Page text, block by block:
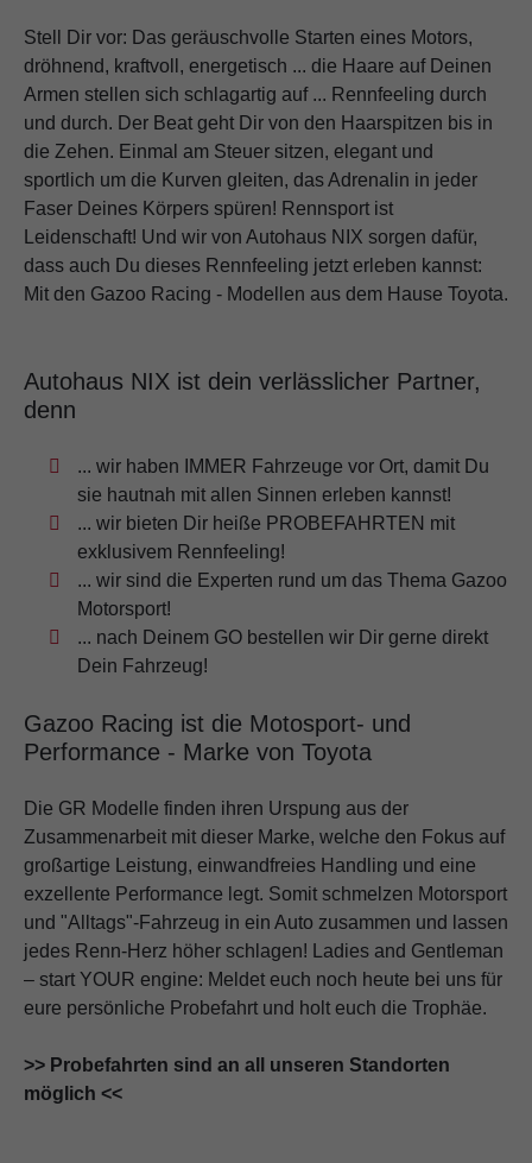
Stell Dir vor: Das geräuschvolle Starten eines Motors,
dröhnend, kraftvoll, energetisch ... die Haare auf Deinen
Armen stellen sich schlagartig auf ... Rennfeeling durch
und durch. Der Beat geht Dir von den Haarspitzen bis in
die Zehen. Einmal am Steuer sitzen, elegant und
sportlich um die Kurven gleiten, das Adrenalin in jeder
Faser Deines Körpers spüren! Rennsport ist
Leidenschaft! Und wir von Autohaus NIX sorgen dafür,
dass auch Du dieses Rennfeeling jetzt erleben kannst:
Mit den Gazoo Racing - Modellen aus dem Hause Toyota.
Autohaus NIX ist dein verlässlicher Partner,
denn
... wir haben IMMER Fahrzeuge vor Ort, damit Du
sie hautnah mit allen Sinnen erleben kannst!
... wir bieten Dir heiße PROBEFAHRTEN mit
exklusivem Rennfeeling!
... wir sind die Experten rund um das Thema Gazoo
Motorsport!
... nach Deinem GO bestellen wir Dir gerne direkt
Dein Fahrzeug!
Gazoo Racing ist die Motosport- und
Performance - Marke von Toyota
Die GR Modelle finden ihren Urspung aus der
Zusammenarbeit mit dieser Marke, welche den Fokus auf
großartige Leistung, einwandfreies Handling und eine
exzellente Performance legt. Somit schmelzen Motorsport
und "Alltags"-Fahrzeug in ein Auto zusammen und lassen
jedes Renn-Herz höher schlagen! Ladies and Gentleman
– start YOUR engine: Meldet euch noch heute bei uns für
eure persönliche Probefahrt und holt euch die Trophäe.
>> Probefahrten sind an all unseren Standorten
möglich <<